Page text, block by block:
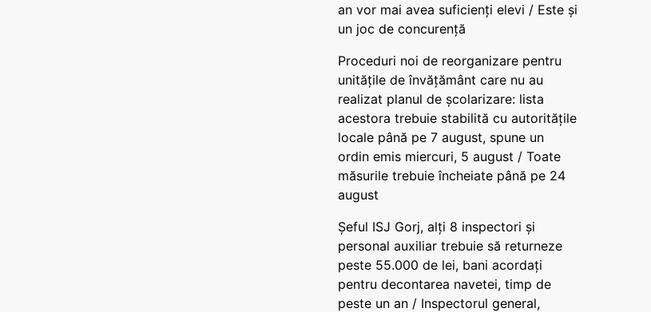
an vor mai avea suficienți elevi / Este și
un joc de concurență
Proceduri noi de reorganizare pentru
unitățile de învățământ care nu au
realizat planul de școlarizare: lista
acestora trebuie stabilită cu autoritățile
locale până pe 7 august, spune un
ordin emis miercuri, 5 august / Toate
măsurile trebuie încheiate până pe 24
august
Șeful ISJ Gorj, alți 8 inspectori și
personal auxiliar trebuie să returneze
peste 55.000 de lei, bani acordați
pentru decontarea navetei, timp de
peste un an / Inspectorul general,